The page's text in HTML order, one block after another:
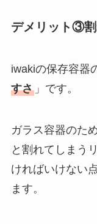
デメリット③割
iwakiの保存容器
すさ」です。
ガラス容器のた
と割れてしまう
ければいけない
ます。